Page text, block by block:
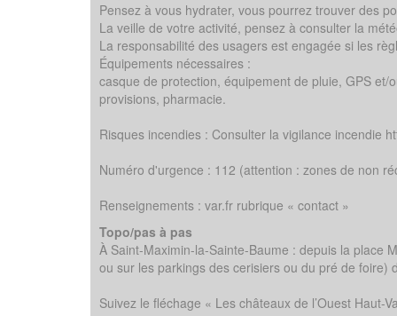
Pensez à vous hydrater, vous pourrez trouver des
La veille de votre activité, pensez à consulter la
La responsabilité des usagers est engagée si les
Équipements nécessaires :
casque de protection, équipement de pluie, GPS
provisions, pharmacie.
Risques incendies : Consulter la vigilance incendie
Numéro d'urgence : 112 (attention : zones de non
Renseignements : var.fr rubrique « contact »
Topo/pas à pas
À Saint-Maximin-la-Sainte-Baume : depuis la place
ou sur les parkings des cerisiers ou du pré de foire)
Suivez le fléchage « Les châteaux de l’Ouest